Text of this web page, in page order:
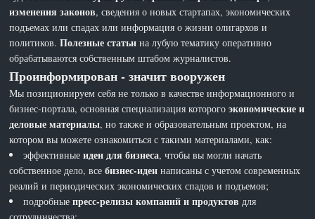
изменения законов, сведения о новых стартапах, экономических
подъемах или спадах или информация о жизни олигархов и
политиков.Полезные статьи на лубую тематику оперативно
обрабатываются собственным штабом журналистов.
Проинформирован - значит вооружен
Мы позиционируем себя не только в качестве информационного и
бизнес-портала, основная специализация которогоэкономические и
деловые материалы, но также и образовательным проектом, на
котором вы можете ознакомиться с такими материалами, как:
эффективныеидеи для бизнеса, чтобы вы могли начать
собственное дело, всебизнес-идеи написаны с учетом современных
реалий и периодических экономических спадов и подъемов;
подробныепресс-релизы компаний и продуктов для